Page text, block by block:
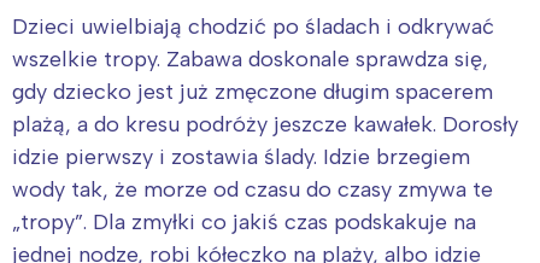
Dzieci uwielbiają chodzić po śladach i odkrywać
wszelkie tropy. Zabawa doskonale sprawdza się,
gdy dziecko jest już zmęczone długim spacerem
plażą, a do kresu podróży jeszcze kawałek. Dorosły
idzie pierwszy i zostawia ślady. Idzie brzegiem
wody tak, że morze od czasu do czasy zmywa te
„tropy”. Dla zmyłki co jakiś czas podskakuje na
jednej nodze, robi kółeczko na plaży, albo idzie
Poznań
Wrocław
Północ
Wszystkie
Wybieram